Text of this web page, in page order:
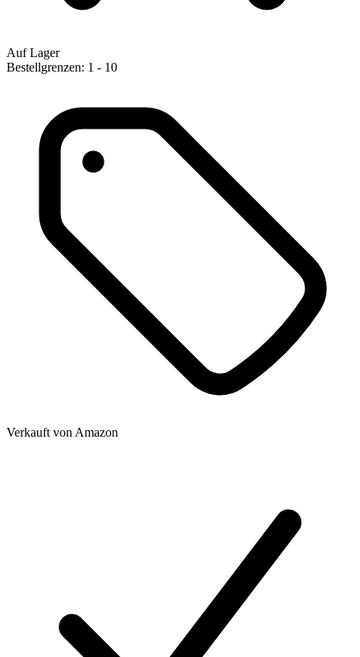
Auf Lager
Bestellgrenzen: 1 - 10
Verkauft von Amazon